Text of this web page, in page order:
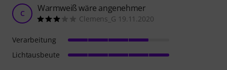
C Warmweiß wäre angenehmer
Clemens_G 19.11.2020
Verarbeitung
Lichtausbeute